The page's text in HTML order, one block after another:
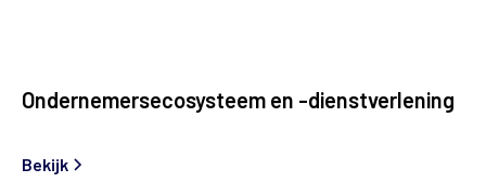
Ondernemersecosysteem en -dienstverlening
Bekijk